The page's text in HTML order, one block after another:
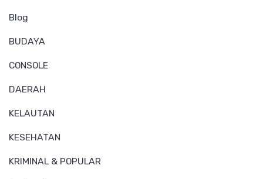
Blog
BUDAYA
CONSOLE
DAERAH
KELAUTAN
KESEHATAN
KRIMINAL & POPULAR